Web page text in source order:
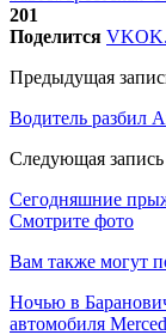
201
Поделится VK
Предыдущая
Водитель разбил
Следующая запись
Сегодняшние
Смотрите фото
Вам также могут
Ночью в
автомобиля